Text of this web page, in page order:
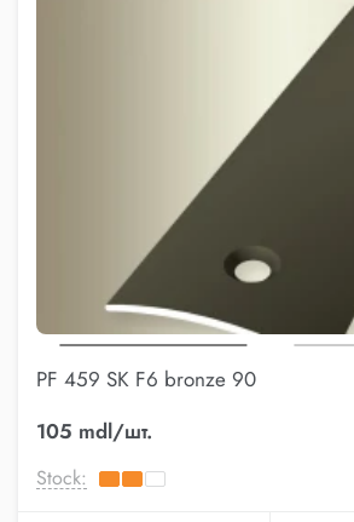
PF 459 SK F6 bronze 90
105 mdl/шт.
Stock: